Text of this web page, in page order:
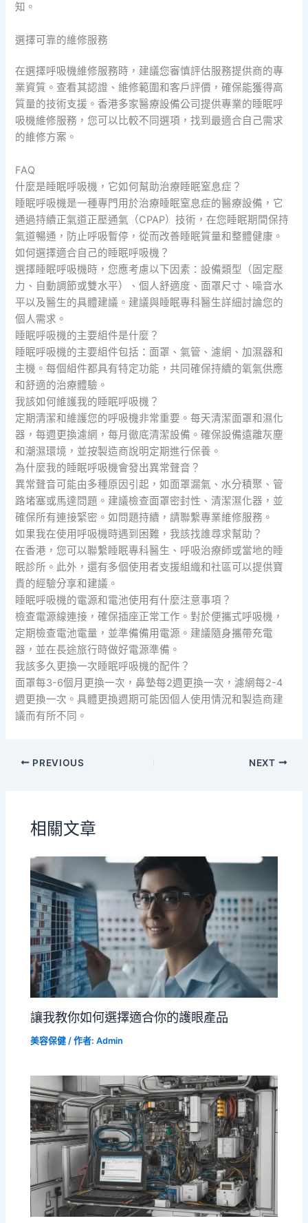
知。
選擇可靠的維修服務
在選擇呼吸機維修服務時，建議您審慎評估服務提供商的專
業資質。查看其認證、維修範圍和客戶評價，確保能獲得高
質量的技術支援。香港多家醫療設備公司提供專業的睡眠呼
吸機維修服務，您可以比較不同選項，找到最適合自己需求
的維修方案。
FAQ
什麼是睡眠呼吸機，它如何幫助治療睡眠窒息症？
睡眠呼吸機是一種專門用於治療睡眠窒息症的醫療設備，它
通過持續正氣道正壓通氣（CPAP）技術，在您睡眠期間保持
氣道暢通，防止呼吸暫停，從而改善睡眠質量和整體健康。
如何選擇適合自己的睡眠呼吸機？
選擇睡眠呼吸機時，您應考慮以下因素：設備類型（固定壓
力、自動調節或雙水平）、個人舒適度、面罩尺寸、噪音水
平以及醫生的具體建議。建議與睡眠專科醫生詳細討論您的
個人需求。
睡眠呼吸機的主要組件是什麼？
睡眠呼吸機的主要組件包括：面罩、氣管、濾網、加濕器和
主機。每個組件都具有特定功能，共同確保持續的氧氣供應
和舒適的治療體驗。
我該如何維護我的睡眠呼吸機？
定期清潔和維護您的呼吸機非常重要。每天清潔面罩和濕化
器，每週更換濾網，每月徹底清潔設備。確保設備遠離灰塵
和潮濕環境，並按製造商說明定期進行保養。
為什麼我的睡眠呼吸機會發出異常聲音？
異常聲音可能由多種原因引起，如面罩漏氣、水分積聚、管
路堵塞或馬達問題。建議檢查面罩密封性、清潔濕化器，並
確保所有連接緊密。如問題持續，請聯繫專業維修服務。
如果我在使用呼吸機時遇到困難，我該找誰尋求幫助？
在香港，您可以聯繫睡眠專科醫生、呼吸治療師或當地的睡
眠診所。此外，還有多個使用者支援組織和社區可以提供寶
貴的經驗分享和建議。
睡眠呼吸機的電源和電池使用有什麼注意事項？
檢查電源線連接，確保插座正常工作。對於便攜式呼吸機，
定期檢查電池電量，並準備備用電源。建議隨身攜帶充電
器，並在長途旅行時做好電源準備。
我該多久更換一次睡眠呼吸機的配件？
面罩每3-6個月更換一次，鼻墊每2週更換一次，濾網每2-4
週更換一次。具體更換週期可能因個人使用情況和製造商建
議而有所不同。
PREVIOUS NEXT
相關文章
讓我教你如何選擇適合你的護眼產品
美容保健 / 作者:Admin